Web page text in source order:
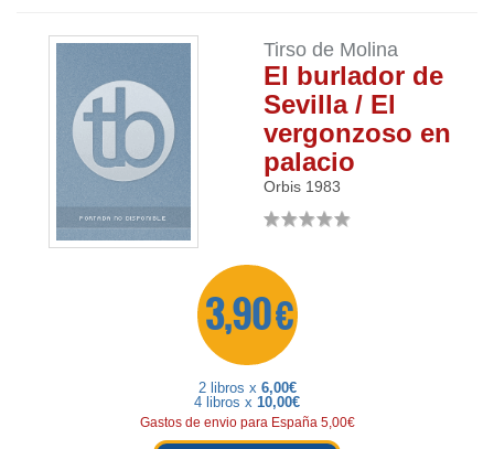
Tirso de Molina
El burlador de
Sevilla / El
vergonzoso en
palacio
Orbis 1983
3,90 €
2 libros x 6,00€
4 libros x 10,00€
Gastos de envio para España 5,00€